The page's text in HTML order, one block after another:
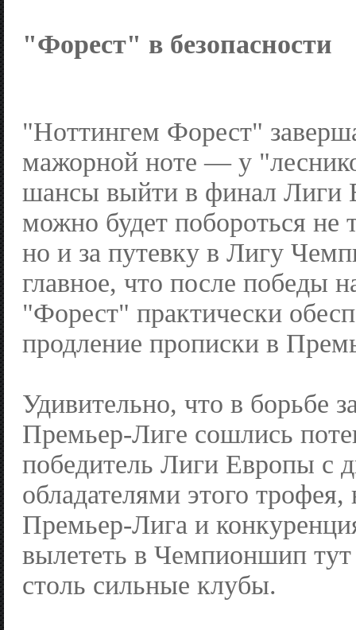
"Форест" в безопасности
"Ноттингем Форест"
мажорной ноте — у
шансы выйти в финал Лиги
можно будет побороться не
но и за путевку в Лигу
главное, что после победы
"Форест" практически
продление прописки в
Удивительно, что в борьбе
Премьер-Лиге сошлись
победитель Лиги Европы с
обладателями этого трофея,
Премьер-Лига и
вылететь в Чемпионшип
столь сильные клубы.